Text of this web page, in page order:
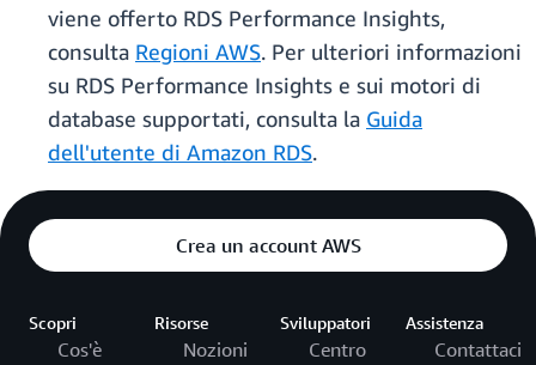
viene offerto RDS Performance Insights,
consulta Regioni AWS. Per ulteriori informazioni
su RDS Performance Insights e sui motori di
database supportati, consulta la Guida
dell'utente di Amazon RDS.
Crea un account AWS
Scopri
Cos'è
Risorse
Nozioni
Sviluppatori
Centro
Assistenza
Contattaci